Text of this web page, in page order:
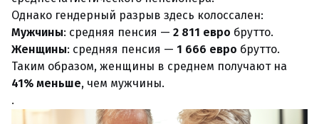
Однако гендерный разрыв здесь колоссален:
Мужчины: средняя пенсия — 2 811 евро брутто.
Женщины: средняя пенсия — 1 666 евро брутто.
Таким образом, женщины в среднем получают на
41% меньше, чем мужчины.
.